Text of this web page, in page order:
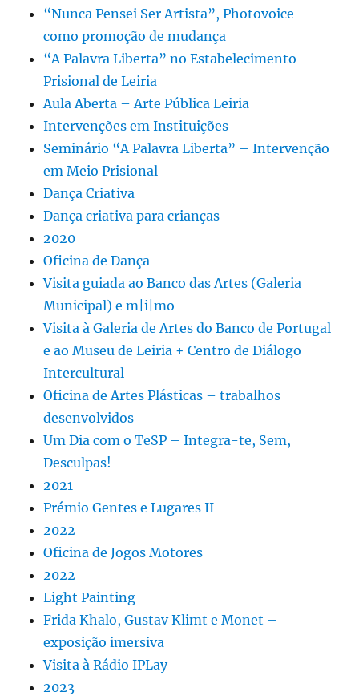
“Nunca Pensei Ser Artista”, Photovoice
como promoção de mudança
“A Palavra Liberta” no Estabelecimento
Prisional de Leiria
Aula Aberta – Arte Pública Leiria
Intervenções em Instituições
Seminário “A Palavra Liberta” – Intervenção
em Meio Prisional
Dança Criativa
Dança criativa para crianças
2020
Oficina de Dança
Visita guiada ao Banco das Artes (Galeria
Municipal) e m|i|mo
Visita à Galeria de Artes do Banco de Portugal
e ao Museu de Leiria + Centro de Diálogo
Intercultural
Oficina de Artes Plásticas – trabalhos
desenvolvidos
Um Dia com o TeSP – Integra-te, Sem,
Desculpas!
2021
Prémio Gentes e Lugares II
2022
Oficina de Jogos Motores
2022
Light Painting
Frida Khalo, Gustav Klimt e Monet –
exposição imersiva
Visita à Rádio IPLay
2023